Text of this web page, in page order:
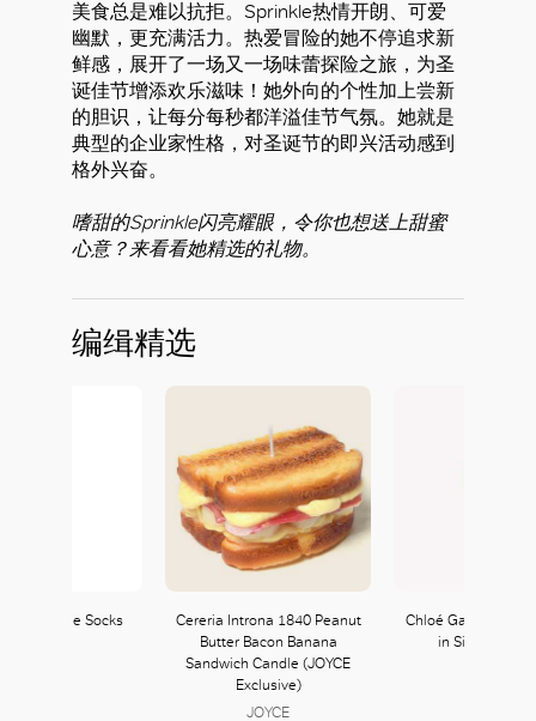
美食总是难以抗拒。Sprinkle热情开朗、可爱
幽默，更充满活力。热爱冒险的她不停追求新
鲜感，展开了一场又一场味蕾探险之旅，为圣
诞佳节增添欢乐滋味！她外向的个性加上尝新
的胆识，让每分每秒都洋溢佳节气氛。她就是
典型的企业家性格，对圣诞节的即兴活动感到
格外兴奋。
嗜甜的Sprinkle闪亮耀眼，令你也想送上甜蜜
心意？来看看她精选的礼物。
编缉精选
Rhinestone Socks
Cereria Introna 1840 Peanut
Butter Bacon Banana
Sandwich Candle (JOYCE
Exclusive)
JOYCE
Chloé Gathered
in Silk